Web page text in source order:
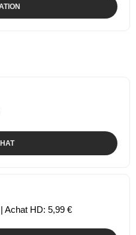
Achat HD: 5,99 €